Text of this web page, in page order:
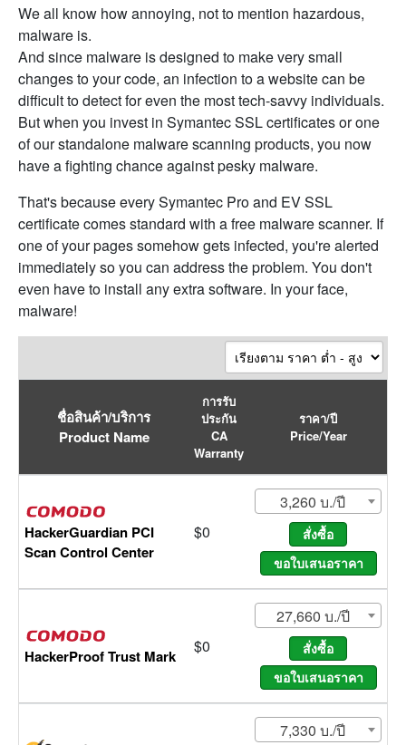
We all know how annoying, not to mention hazardous,
malware is.
And since malware is designed to make very small
changes to your code, an infection to a website can be
difficult to detect for even the most tech-savvy individuals.
But when you invest in Symantec SSL certificates or one
of our standalone malware scanning products, you now
have a fighting chance against pesky malware.
That's because every Symantec Pro and EV SSL
certificate comes standard with a free malware scanner. If
one of your pages somehow gets infected, you're alerted
immediately so you can address the problem. You don't
even have to install any extra software. In your face,
malware!
ชื่อสินค้า/บริการ
Product Name
การรับ
ประกัน
CA
Warranty
ราคา/ปี
Price/Year
HackerGuardian PCI
Scan Control Center
$0
3,260 บ./ปี
HackerProof Trust Mark $0
27,660 บ./ปี
7,330 บ./ปี